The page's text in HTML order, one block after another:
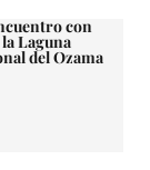
con
Laguna
del Ozama